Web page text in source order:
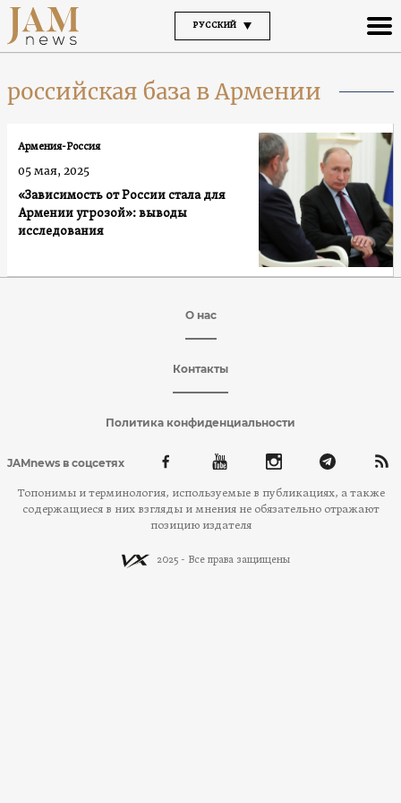
РУССКИЙ
российская база в Армении
«Зависимость от России стала для
Армении угрозой»: выводы
исследования
Армения-Россия
05 мая, 2025
О нас
Контакты
Политика конфиденциальности
JAMnews в соцсетях
Топонимы и терминология, используемые в публикациях, а также
содержащиеся в них взгляды и мнения не обязательно отражают
позицию издателя
2025 - Все права защищены